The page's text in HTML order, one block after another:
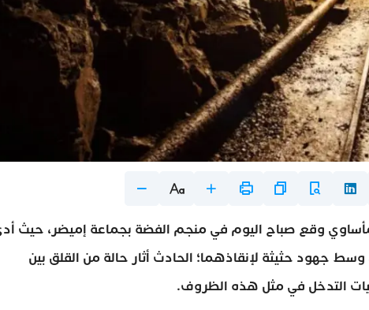
وقع صباح اليوم في منجم الفضة بجماعة إميضر، حيث
وسط جهود حثيثة لإنقاذهما؛ الحادث أثار حالة من القلق بين
التدخل في مثل هذه الظروف.